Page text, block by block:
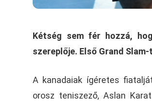
Kétség sem fér hozzá,
szereplője. Első Grand
A kanadaiak ígéretes
orosz teniszező, Aslan